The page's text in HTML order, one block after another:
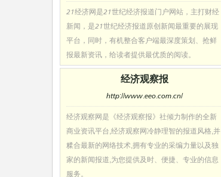
21经济网是21世纪经济报道门户网站，主打财经
新闻，是21世纪经济报道原创新闻最重要的展现
平台，同时，有机整合客户端最深度策划、抢鲜
报最新资讯，给读者提供最优质的阅读。
经济观察报
http://www.eeo.com.cn/
经济观察网是《经济观察报》社倾力制作的全新
商业资讯平台,经济观察网冷静理智的报道风格,并
糅合最新的网络技术,拥有专业的采编力量以及独
家的新闻报道,为您提供及时、便捷、专业的信息
服务。